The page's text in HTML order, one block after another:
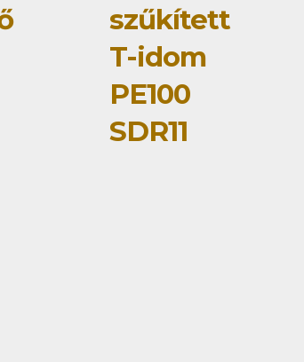
szűkített
T-idom
PE100
SDR11